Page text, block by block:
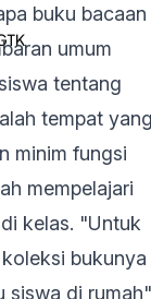
buku bacaan
umum
tentang
tempat
minim fungsi
mempelajari
kelas. "Untuk
bukunya
siswa di